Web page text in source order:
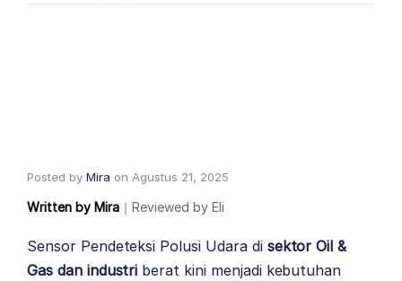
Posted by Mira on Agustus 21, 2025
Written by Mira ｜ Reviewed by Eli
Sensor Pendeteksi Polusi Udara di sektor Oil &
Gas dan industri berat kini menjadi kebutuhan